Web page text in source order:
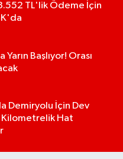
TL'lik Ödeme İçin
Yarın Başlıyor! Orası
Demiryolu İçin Dev
Kilometrelik Hat